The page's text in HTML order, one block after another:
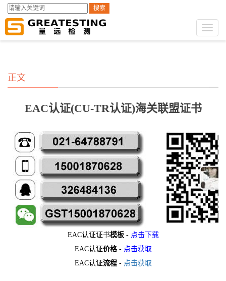
搜索
Toggle
GST第三方检测>测试服务 >
正文
EAC认证(CU-TR认证)海关联盟证书
EAC认证证书模板- 点击下载
EAC认证价格- 点击获取
EAC认证流程- 点击获取